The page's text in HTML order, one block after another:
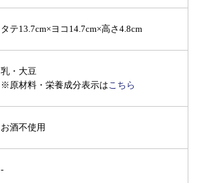
タテ13.7cm×ヨコ14.7cm×高さ4.8cm
乳・大豆
※原材料・栄養成分表示はこちら
お酒不使用
-